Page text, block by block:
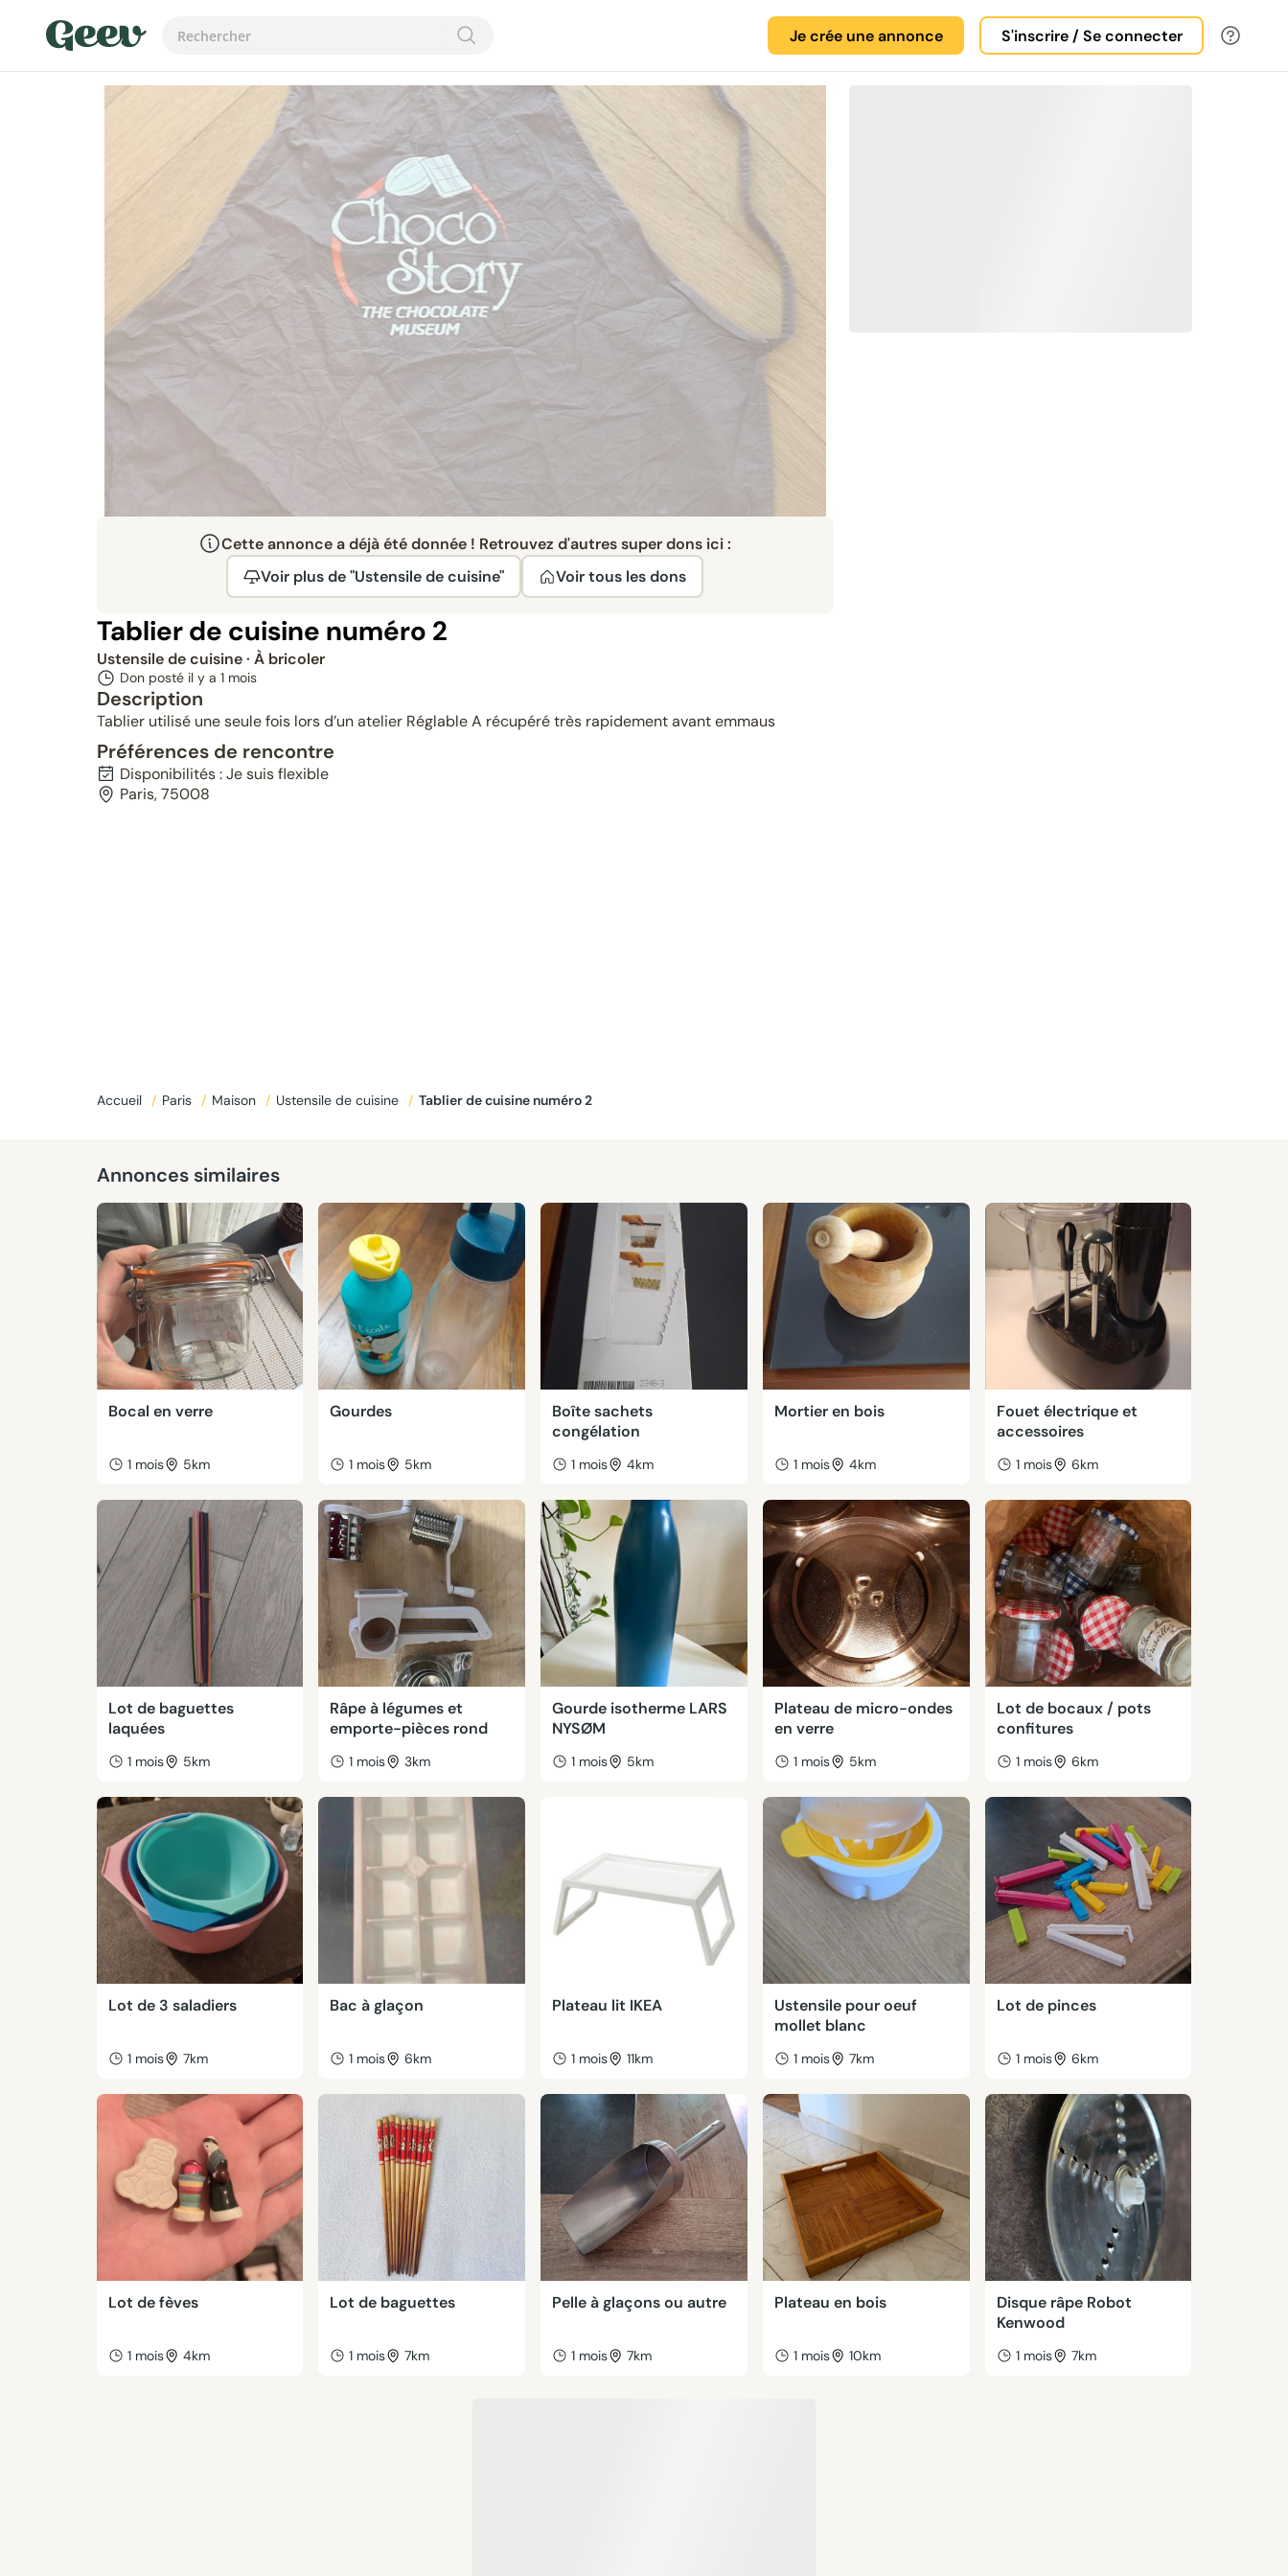
Je crée une annonce S'inscrire / Se connecter
Cette annonce a déjà été donnée ! Retrouvez d'autres super dons ici :
Voir plus de "Ustensile de cuisine"
Voir tous les dons
Tablier de cuisine numéro 2
Ustensile de cuisine· À bricoler
Don posté il y a 1 mois
Description
Tablier utilisé une seule fois lors d’un atelier Réglable A récupéré très rapidement avant emmaus
Préférences de rencontre
Disponibilités : Je suis flexible
Paris, 75008
Accueil / Paris / Maison / Ustensile de cuisine / Tablier de cuisine numéro 2
Annonces similaires
Bocal en verre
1 mois 5km
Gourdes
1 mois 5km
Boîte sachets
congélation
1 mois 4km
Mortier en bois
1 mois 4km
Fouet électrique et
accessoires
1 mois 6km
Lot de baguettes
laquées
1 mois 5km
Râpe à légumes et
emporte-pièces rond
1 mois 3km
Gourde isotherme LARS
NYSØM
1 mois 5km
Plateau de micro-ondes
en verre
1 mois 5km
Lot de bocaux / pots
confitures
1 mois 6km
Lot de 3 saladiers
1 mois 7km
Bac à glaçon
1 mois 6km
Plateau lit IKEA
1 mois 11km
Ustensile pour oeuf
mollet blanc
1 mois 7km
Lot de pinces
1 mois 6km
Lot de fèves
1 mois 4km
Lot de baguettes
1 mois 7km
Pelle à glaçons ou autre
1 mois 7km
Plateau en bois
1 mois 10km
Disque râpe Robot
Kenwood
1 mois 7km